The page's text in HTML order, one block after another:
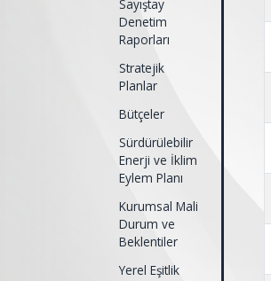
Sayıştay
Denetim
Raporları
Stratejik
Planlar
Bütçeler
Sürdürülebilir
Enerji ve İklim
Eylem Planı
Kurumsal Mali
Durum ve
Beklentiler
Yerel Eşitlik